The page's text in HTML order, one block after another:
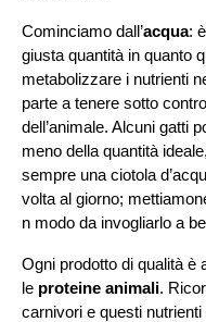
Cominciamo dall’acqua:
giusta quantità in quanto
metabolizzare i nutrienti
parte a tenere sotto
dell’animale. Alcuni gatti
meno della quantità
sempre una ciotola
volta al giorno;
n modo da invogliarlo a
Ogni prodotto di qualità è
le proteine animali.
carnivori e questi